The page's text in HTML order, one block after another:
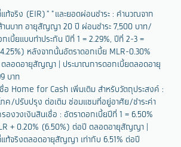
ท้จริง (EIR)**และยอดผ่อนชำระ : คำนวณจาก
านบาท อายุสัญญา 20 ปี ผ่อนชำระ 7,500 บาท/
เบี้ยแบบทำประกัน ปีที่ 1 = 2.29%, ปีที่ 2-3 =
หลังจากนั้นอัตราดอกเบี้ย MLR-0.30%
ลอดอายุสัญญา | ประมาณการดอกเบี้ยตลอดอายุ
บาท
อ Home for Cash เพิ่มเติม สำหรับวัตถุประสงค์ :
ค/ปรับปรุง ต่อเติม ซ่อมแซมที่อยู่อาศัย/ชำระค่า
องวงเงินสินเชื่อ : อัตราดอกเบี้ยปีที่ 1 = 6.50%
+ 0.20% (6.50%) ต่อปี ตลอดอายุสัญญา |
ท้จริงตลอดอายุสัญญา เท่ากับ 6.51% ต่อปี